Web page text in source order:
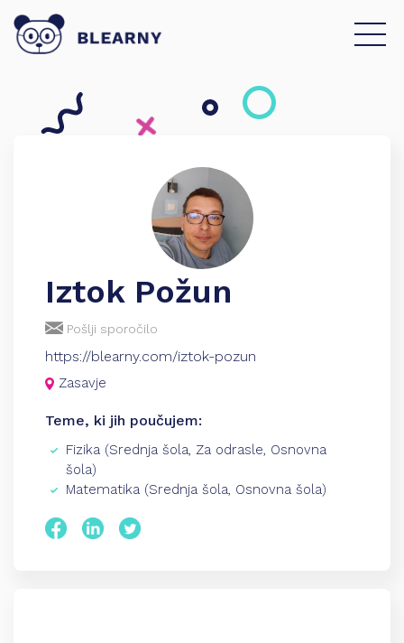
Iztok Požun
Pošlji sporočilo
https://blearny.com/iztok-pozun
Zasavje
Teme, ki jih poučujem:
Fizika (Srednja šola, Za odrasle, Osnovna
šola)
Matematika (Srednja šola, Osnovna šola)